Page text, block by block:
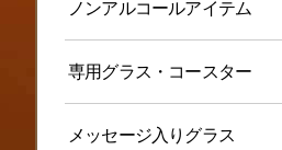
ノンアルコールアイテム
専用グラス・コースター
メッセージ入りグラス